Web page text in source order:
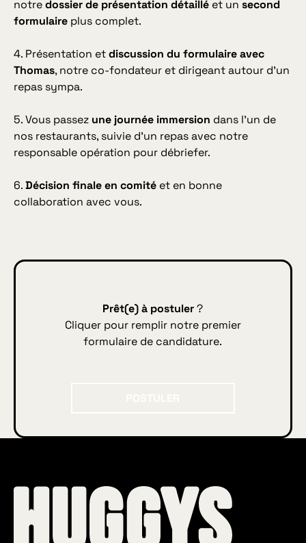
notredossier de présentation détaillé et un second
formulaireplus complet.
4. Présentation etdiscussion du formulaire avec
Thomas, notre co-fondateur et dirigeant autour d’un
repas sympa.
5. Vous passez une journée immersion dans l’un de
nos restaurants, suivie d’un repas avec notre
responsable opération pour débriefer.
6.Décision finale en comité et en bonne
collaboration avec vous.
Prêt(e) à postuler?
Cliquer pour remplir notre premier
formulaire de candidature.